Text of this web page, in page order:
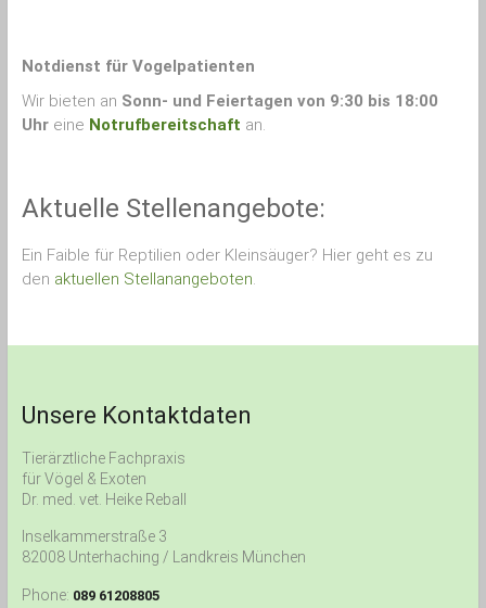
Notdienst für Vogelpatienten
Wir bieten an Sonn- und Feiertagen von 9:30 bis 18:00
Uhr eine Notrufbereitschaft an.
Aktuelle Stellenangebote:
Ein Faible für Reptilien oder Kleinsäuger? Hier geht es zu
den aktuellen Stellanangeboten.
Unsere Kontaktdaten
Tierärztliche Fachpraxis
für Vögel & Exoten
Dr. med. vet. Heike Reball
Inselkammerstraße 3
82008 Unterhaching / Landkreis München
Phone: 089 61208805